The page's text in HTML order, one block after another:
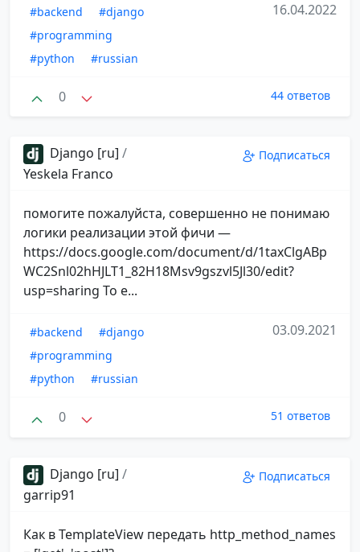
#backend
#django
#programming
#python
#russian
16.04.2022
0 44 ответов
Django [ru] /
Yeskela Franco
Подписаться
помогите пожалуйста, совершенно не понимаю
логики реализации этой фичи —
https://docs.google.com/document/d/1taxClgABp
WC2Snl02hHJLT1_82H18Msv9gszvl5Jl30/edit?
usp=sharing То е...
#backend
#django
#programming
#python
#russian
03.09.2021
0 51 ответов
Django [ru] /
garrip91
Подписаться
Как в TemplateView передать http_method_names